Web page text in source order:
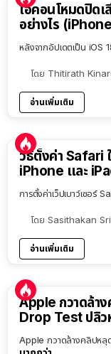
ไอคอนโหมดปิดเ
อย่างไร
หลังจากอัปเดตเป็น iOS
โดย Thitirath
อ่านเพิ่มเติม
วิธีตั้งค่า Safari
iPhone และ
การตั้งค่าเว็ปเบาว์เซอร์
โดย Sasithakan
อ่านเพิ่มเติม
Apple กวาดล้า
Drop Test ปลิว
Apple กวาดล้างคลิปห